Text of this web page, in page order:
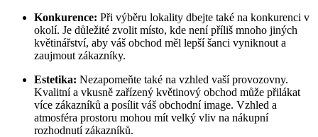
Konkurence: Při výběru lokality dbejte také na konkurenci v
okolí. Je důležité zvolit místo, kde není příliš mnoho jiných
květinářství, aby váš obchod měl lepší šanci vyniknout a
zaujmout zákazníky.
Estetika: Nezapomeňte také na vzhled vaší provozovny.
Kvalitní a vkusně zařízený květinový obchod může přilákat
více zákazníků a posílit váš obchodní image. Vzhled a
atmosféra prostoru mohou mít velký vliv na nákupní
rozhodnutí zákazníků.